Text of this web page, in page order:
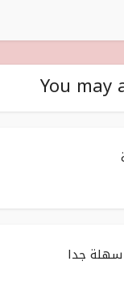
You may
سهلة جدا